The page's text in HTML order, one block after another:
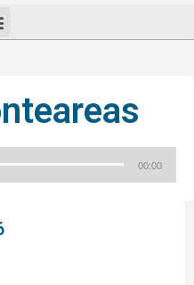
00:00